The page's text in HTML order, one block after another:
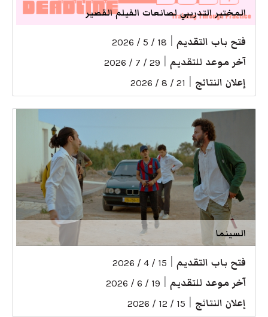
المختبر التدريبي لصانعات الفيلم القصير
فتح باب التقديم 18 / 5 / 2026
آخر موعد للتقديم 29 / 7 / 2026
إعلان النتائج 21 / 8 / 2026
السينما
فتح باب التقديم 15 / 4 / 2026
آخر موعد للتقديم 19 / 6 / 2026
إعلان النتائج 15 / 12 / 2026